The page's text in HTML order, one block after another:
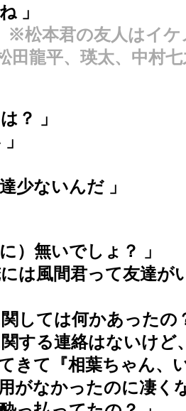
」
※松本君の友人はイケ
田龍平、瑛太、中村
？ 」
少ないんだ 」
）無いでしょ？ 」
には風間君って友達が
関しては何かあったの
関する連絡はないけ
きて『相葉ちゃん、
がなかったのに凄く